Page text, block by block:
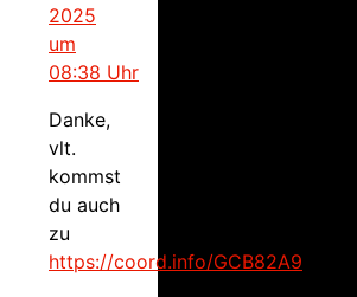
2025
um
08:38 Uhr
Danke,
vlt.
kommst
du auch
zu
https://coord.info/GCB82A9